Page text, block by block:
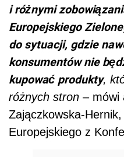
i różnymi
Europejskiego
do sytuacji, gdzie
konsumentów nie
kupować produkty,
różnych stron – mówi
Zajączkowska-
Europejskiego z